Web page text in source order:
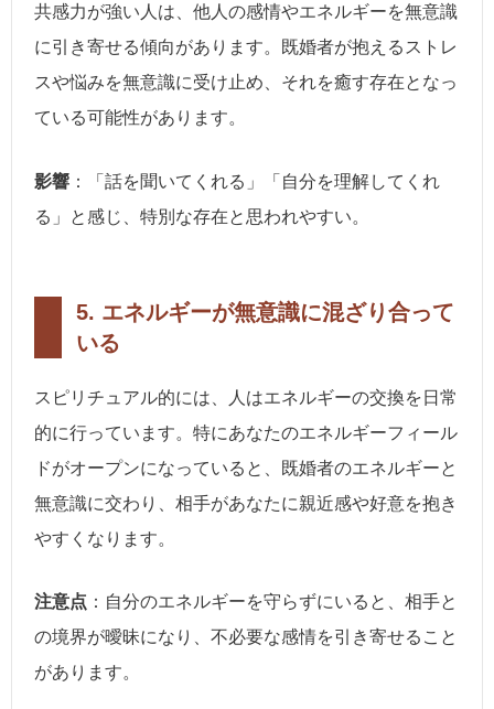
共感力が強い人は、他人の感情やエネルギーを無意識
に引き寄せる傾向があります。既婚者が抱えるストレ
スや悩みを無意識に受け止め、それを癒す存在となっ
ている可能性があります。
影響 ：「話を聞いてくれる」「自分を理解してくれ
る」と感じ、特別な存在と思われやすい。
5. エネルギーが無意識に混ざり合って
いる
スピリチュアル的には、人はエネルギーの交換を日常
的に行っています。特にあなたのエネルギーフィール
ドがオープンになっていると、既婚者のエネルギーと
無意識に交わり、相手があなたに親近感や好意を抱き
やすくなります。
注意点 ：自分のエネルギーを守らずにいると、相手と
の境界が曖昧になり、不必要な感情を引き寄せること
があります。